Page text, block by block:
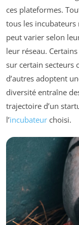
ces plateformes.
tous les incubateurs
peut varier selon
leur réseau.
sur certain secteurs
d’autres adoptent
diversité entraîne
trajectoire d’un
l’incubateur choisi.